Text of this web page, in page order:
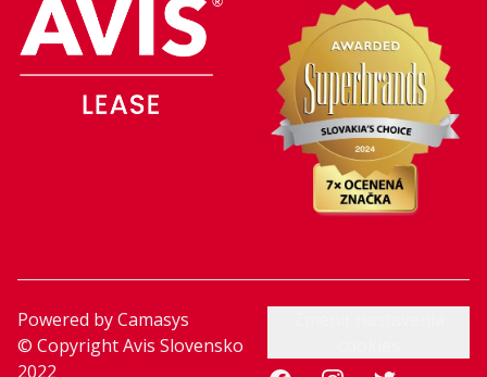
Powered byCamasys
© Copyright Avis Slovensko
2022